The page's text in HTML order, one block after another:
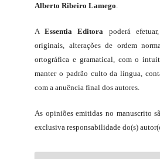
Alberto Ribeiro Lamego
AEssentia Editora poderá
originais, alterações de ordem
ortográfica e gramatical, com o
manter o padrão culto da língua,
com a anuência final dos autores.
As opiniões emitidas no manuscrito
exclusiva responsabilidade do(s)